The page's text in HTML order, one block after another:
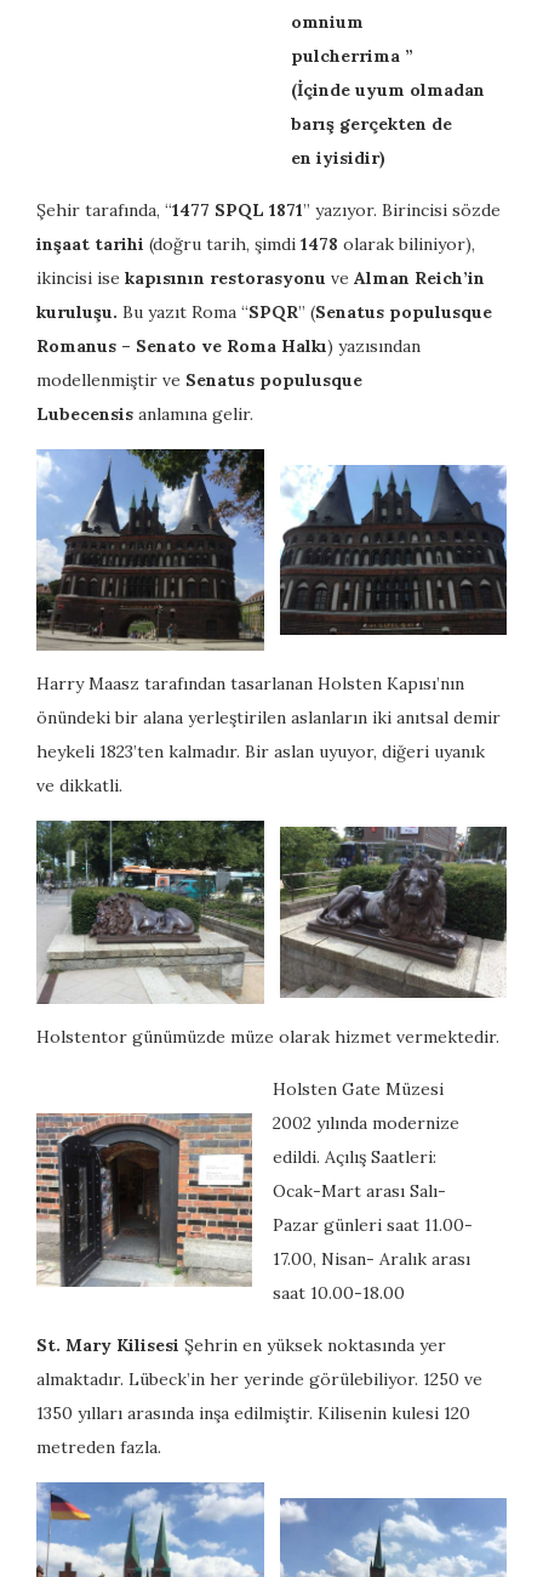
omnium
pulcherrima”
(İçinde uyum olmadan
barış gerçekten de
en iyisidir)
Şehir tarafında, “1477 SPQL 1871” yazıyor. Birincisi sözde
inşaat tarihi (doğru tarih, şimdi 1478 olarak biliniyor),
ikincisi ise kapısının restorasyonu ve Alman Reich’in
kuruluşu. Bu yazıt Roma “SPQR” (Senatus populusque
Romanus – Senato ve Roma Halkı) yazısından
modellenmiştir ve Senatus populusque
Lubecensis anlamına gelir.
Harry Maasz tarafından tasarlanan Holsten Kapısı’nın
önündeki bir alana yerleştirilen aslanların iki anıtsal demir
heykeli 1823’ten kalmadır. Bir aslan uyuyor, diğeri uyanık
ve dikkatli.
Holstentor günümüzde müze olarak hizmet vermektedir.
Holsten Gate Müzesi
2002 yılında modernize
edildi. Açılış Saatleri:
Ocak-Mart arası Salı-
Pazar günleri saat 11.00-
17.00, Nisan- Aralık arası
saat 10.00-18.00
St. Mary Kilisesi Şehrin en yüksek noktasında yer
almaktadır. Lübeck’in her yerinde görülebiliyor. 1250 ve
1350 yılları arasında inşa edilmiştir. Kilisenin kulesi 120
metreden fazla.